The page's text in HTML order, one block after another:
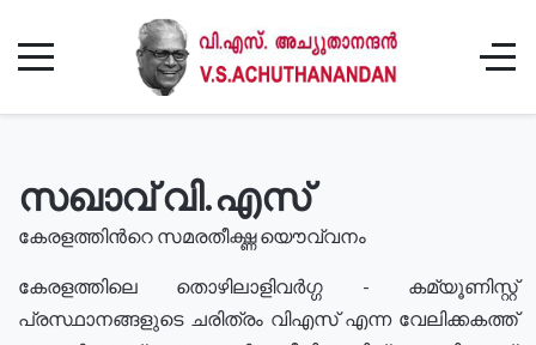
സഖാവ് വി.എസ്
കേരളത്തിൻറെ സമരതീക്ഷ്ണ യൌവ്വനം
കേരളത്തിലെ തൊഴിലാളിവർഗ്ഗ - കമ്യൂണിസ്റ്റ്
പ്രസ്ഥാനങ്ങളുടെ ചരിത്രം വിഎസ് എന്ന വേലിക്കകത്ത്